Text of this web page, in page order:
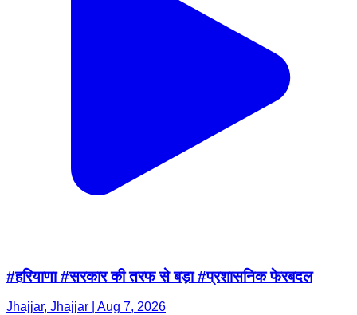
#हरियाणा #सरकार की तरफ से बड़ा #प्रशासनिक फेरबदल
Jhajjar, Jhajjar | Aug 7, 2026